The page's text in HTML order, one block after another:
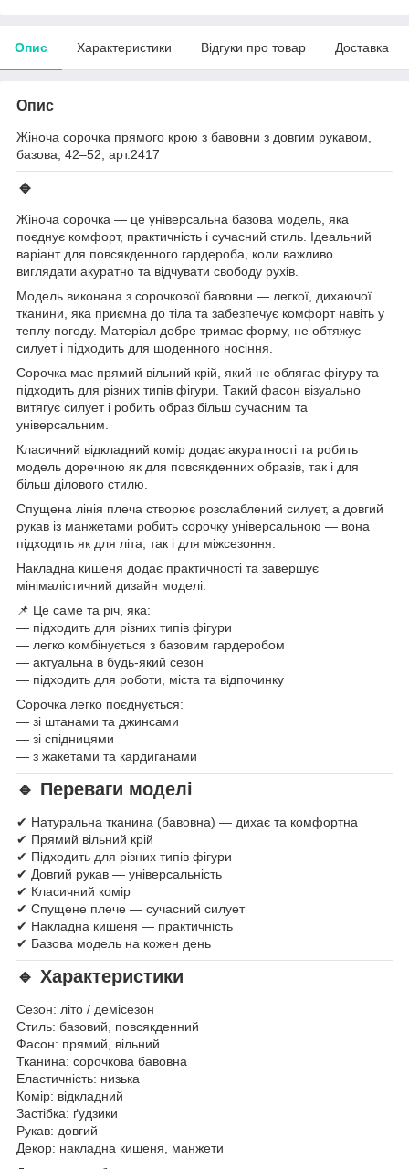
Опис Характеристики Відгуки про товар Доставка
Опис
Жіноча сорочка прямого крою з бавовни з довгим рукавом,
базова, 42–52, арт.2417
🔹
Жіноча сорочка — це універсальна базова модель, яка
поєднує комфорт, практичність і сучасний стиль. Ідеальний
варіант для повсякденного гардероба, коли важливо
виглядати акуратно та відчувати свободу рухів.
Модель виконана з сорочкової бавовни — легкої, дихаючої
тканини, яка приємна до тіла та забезпечує комфорт навіть у
теплу погоду. Матеріал добре тримає форму, не обтяжує
силует і підходить для щоденного носіння.
Сорочка має прямий вільний крій, який не облягає фігуру та
підходить для різних типів фігури. Такий фасон візуально
витягує силует і робить образ більш сучасним та
універсальним.
Класичний відкладний комір додає акуратності та робить
модель доречною як для повсякденних образів, так і для
більш ділового стилю.
Спущена лінія плеча створює розслаблений силует, а довгий
рукав із манжетами робить сорочку універсальною — вона
підходить як для літа, так і для міжсезоння.
Накладна кишеня додає практичності та завершує
мінімалістичний дизайн моделі.
📌 Це саме та річ, яка:
— підходить для різних типів фігури
— легко комбінується з базовим гардеробом
— актуальна в будь-який сезон
— підходить для роботи, міста та відпочинку
Сорочка легко поєднується:
— зі штанами та джинсами
— зі спідницями
— з жакетами та кардиганами
🔹 Переваги моделі
✔ Натуральна тканина (бавовна) — дихає та комфортна
✔ Прямий вільний крій
✔ Підходить для різних типів фігури
✔ Довгий рукав — універсальність
✔ Класичний комір
✔ Спущене плече — сучасний силует
✔ Накладна кишеня — практичність
✔ Базова модель на кожен день
🔹 Характеристики
Сезон: літо / демісезон
Стиль: базовий, повсякденний
Фасон: прямий, вільний
Тканина: сорочкова бавовна
Еластичність: низька
Комір: відкладний
Застібка: ґудзики
Рукав: довгий
Декор: накладна кишеня, манжети